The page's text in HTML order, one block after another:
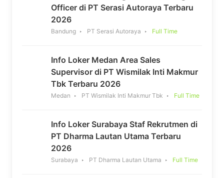
Officer di PT Serasi Autoraya Terbaru
2026
Bandung PT Serasi Autoraya Full Time
Info Loker Medan Area Sales
Supervisor di PT Wismilak Inti Makmur
Tbk Terbaru 2026
Medan PT Wismilak Inti Makmur Tbk Full Time
Info Loker Surabaya Staf Rekrutmen di
PT Dharma Lautan Utama Terbaru
2026
Surabaya PT Dharma Lautan Utama Full Time